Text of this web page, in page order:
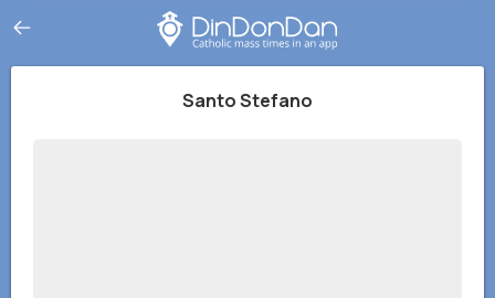
Santo Stefano